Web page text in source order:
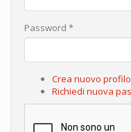
Password *
Crea nuovo profilo
Richiedi nuova